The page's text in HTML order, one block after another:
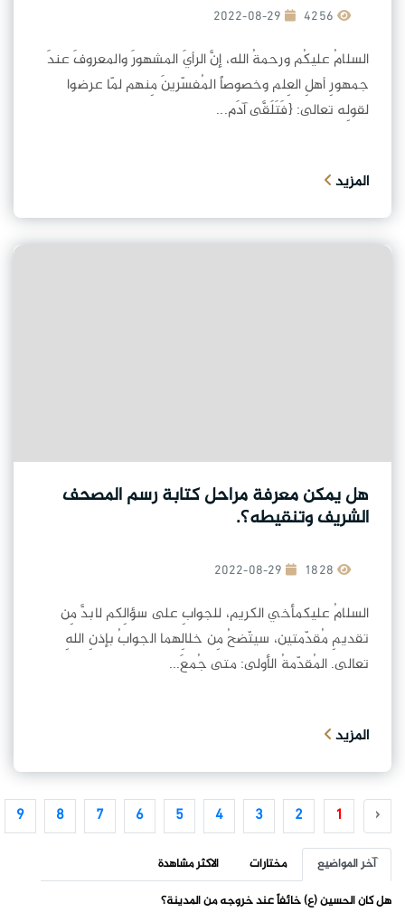
2022-08-29
السلامُ عليكُم ورحمةُ الله، إنَّ الرأيَ المشهورَ والمعروفَ عندَ
جمهورِ أهلِ العِلم وخصوصاً المُفسّرينَ مِنهم لمّا عرضوا
لقولِه تعالى: {فَتَلَقَّى آدَم...
المزيد
هل يمكن معرفة مراحل كتابة رسم المصحف
الشريف وتنقيطه؟.
2022-08-29
السلامُ عليكمأخي الكريم، للجوابِ على سؤالِكم لابدَّ مِن
تقديمِ مُقدّمتين، سيتّضحُ مِن خلالِهما الجوابُ بإذنِ اللهِ
تعالى. المُقدّمةُ الأولى: متى جُمعَ...
المزيد
‹
1
2
3
4
5
6
7
8
9
آخر المواضيع مختارات
الاكثر مشاهدة
هل كان الحسين (ع) خائفاً عند خروجه من المدينة؟